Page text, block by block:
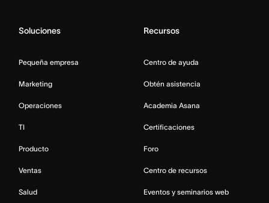
Soluciones
Pequeña empresa
Marketing
Operaciones
TI
Producto
Ventas
Salud
Recursos
Centro de ayuda
Obtén asistencia
Academia Asana
Certificaciones
Foro
Centro de recursos
Eventos y seminarios web